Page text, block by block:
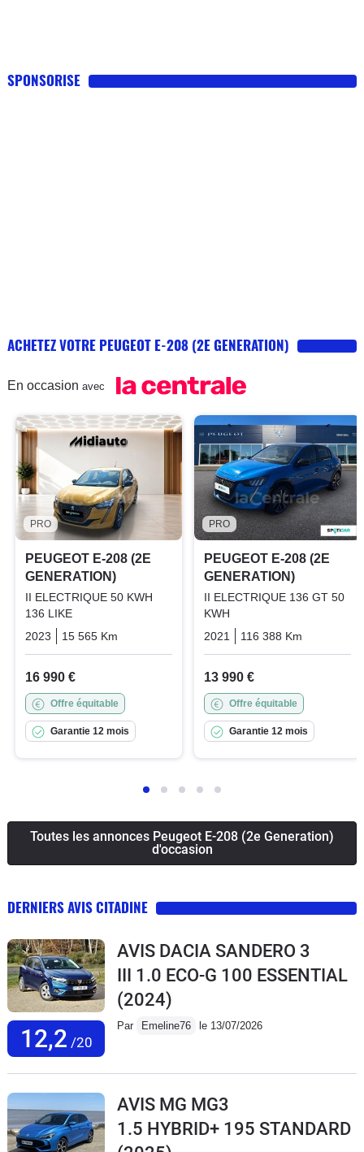
SPONSORISE
ACHETEZ VOTRE PEUGEOT E-208 (2E GENERATION)
En occasion avec
PRO
PEUGEOT E-208 (2E
GENERATION)
II ELECTRIQUE 50 KWH
136 LIKE
2023
15 565 Km Electric
16 990 €
Offre équitable
Garantie 12 mois
PRO
PEUGEOT E-208 (2E
GENERATION)
II ELECTRIQUE 136 GT 50
KWH
2021
116 388 Km
13 990 €
Offre équitable
Garantie 12 mois
Toutes les annonces Peugeot E-208 (2e Generation)
d'occasion
DERNIERS AVIS CITADINE
12,2 /20
AVIS DACIA SANDERO 3
III 1.0 ECO-G 100 ESSENTIAL
(2024)
Par Emeline76 le 13/07/2026
AVIS MG MG3
1.5 HYBRID+ 195 STANDARD